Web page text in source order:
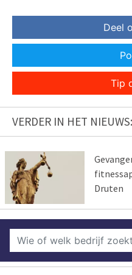
Deel
Tip
VERDER IN HET NIEUWS:
Druten